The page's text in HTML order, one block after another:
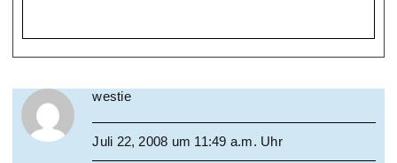
westie
Juli 22, 2008 um 11:49 a.m. Uhr